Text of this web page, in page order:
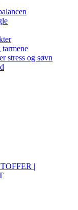
stress og søvn
|